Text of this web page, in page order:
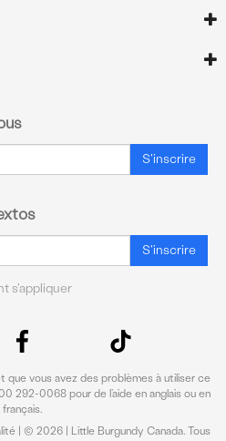
S'inscrire
S'inscrire
s'appliquer
| © 2026 | Little Burgundy Canada. Tous
que vous avez des problèmes à utiliser ce
292-0068 pour de l’aide en anglais ou en
français.